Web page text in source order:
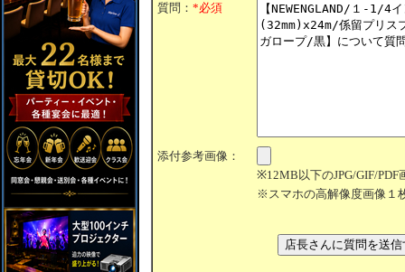
質問： *必須
添付参考画像：
※12MB以下のJPG/GIF/PDF
※スマホの高解像度画像１